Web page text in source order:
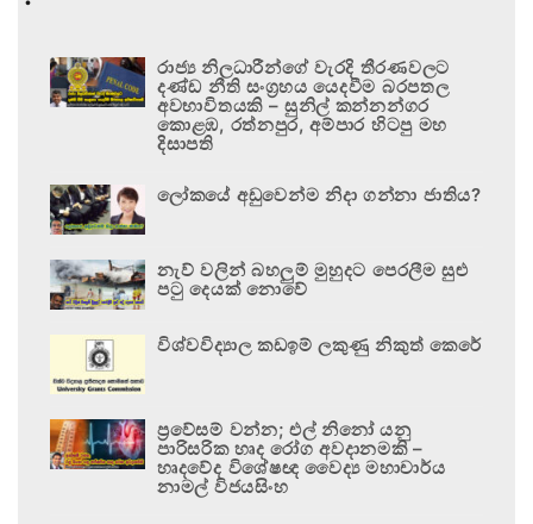
රාජ්‍ය නිලධාරීන්ගේ වැරදි තීරණවලට
දණ්ඩ නීති සංග්‍රහය යෙදවීම බරපතල
අවභාවිතයකි – සුනිල් කන්නන්ගර
කොළඹ, රත්නපුර, අම්පාර හිටපු මහ
දිසාපති
ලෝකයේ අඩුවෙන්ම නිදා ගන්නා ජාතිය?
නැව් වලින් බහලුම් මුහුදට පෙරලීම සුළු
පටු දෙයක් නොවේ
විශ්වවිද්‍යාල කඩඉම් ලකුණු නිකුත් කෙරේ
ප්‍රවේසම් වන්න; එල් නිනෝ යනු
පාරිසරික හෘද රෝග අවදානමකි –
හෘදවේද විශේෂඥ වෛද්‍ය මහාචාර්ය
නාමල් විජයසිංහ